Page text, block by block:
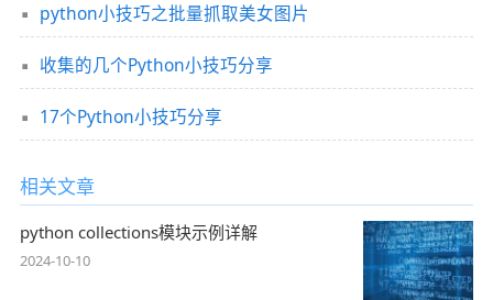
python小技巧之批量抓取美女图片
收集的几个Python小技巧分享
17个Python小技巧分享
相关文章
python collections模块示例详解
2024-10-10